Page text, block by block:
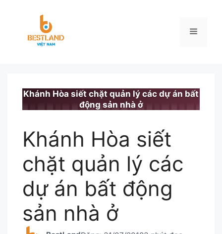
Menu
BESTLAND.VN•TIN TỨC
Khánh Hòa siết chặt quản lý các dự án bất
động sản nhà ở
Khánh Hòa siết
chặt quản lý các
dự án bất động
sản nhà ở